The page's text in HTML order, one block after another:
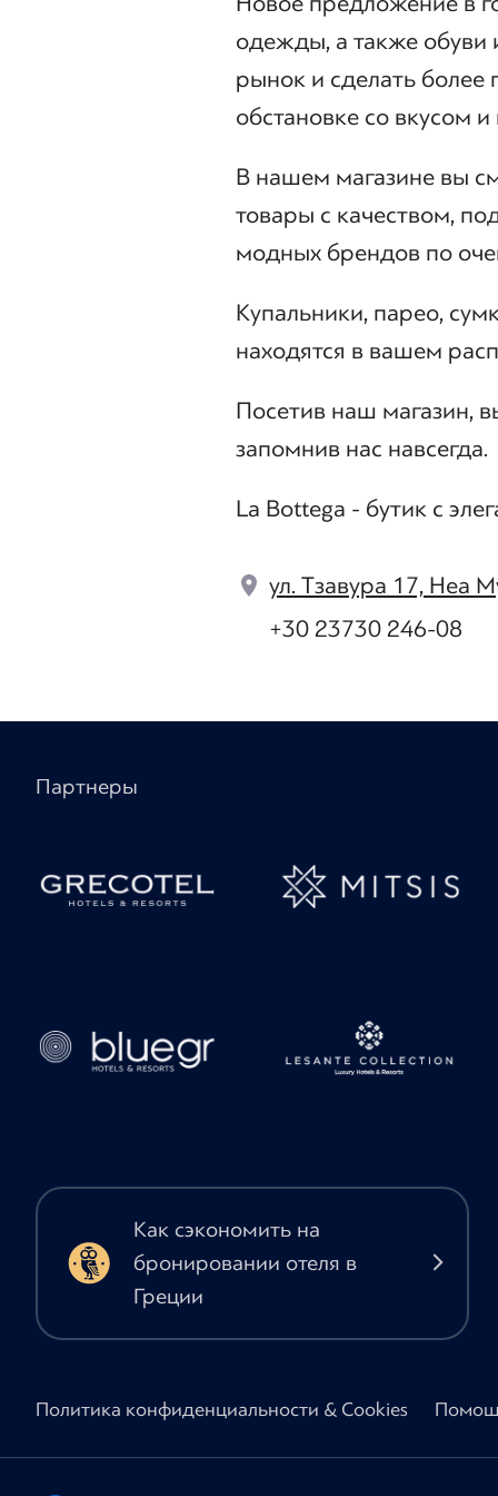
одежды, а также обуви
рынок и сделать
обстановке со вкусом
В нашем магазине вы
товары с качеством,
модных брендов по
Купальники, парео,
находятся в вашем
Посетив наш магазин,
запомнив нас навсегда.
La Bottega - бутик с
ул. Тзавура 17, Неа
+30 23730 246-08
Партнеры
Как сэкономить на
бронировании отеля в
Греции
Политика конфиденциальности & Cookies